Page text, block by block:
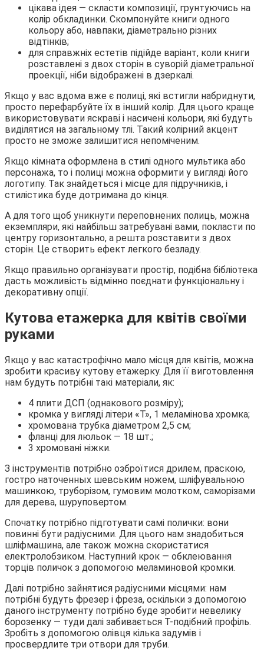
цікава ідея — скласти композиції, грунтуючись на
колір обкладинки. Скомпонуйте книги одного
кольору або, навпаки, діаметрально різних
відтінків;
для справжніх естетів підійде варіант, коли книги
розставлені з двох сторін в суворій діаметральної
проекції, ніби відображені в дзеркалі.
Якщо у вас вдома вже є полиці, які встигли набриднути,
просто перефарбуйте їх в інший колір. Для цього краще
використовувати яскраві і насичені кольори, які будуть
виділятися на загальному тлі. Такий колірний акцент
просто не зможе залишитися непоміченим.
Якщо кімната оформлена в стилі одного мультика або
персонажа, то і полиці можна оформити у вигляді його
логотипу. Так знайдеться і місце для підручників, і
стилістика буде дотримана до кінця.
А для того щоб уникнути переповнених полиць, можна
екземпляри, які найбільш затребувані вами, покласти по
центру горизонтально, а решта розставити з двох
сторін. Це створить ефект легкого безладу.
Якщо правильно організувати простір, подібна бібліотека
дасть можливість відмінно поєднати функціональну і
декоративну опції.
Кутова етажерка для квітів своїми
руками
Якщо у вас катастрофічно мало місця для квітів, можна
зробити красиву кутову етажерку. Для її виготовлення
нам будуть потрібні такі матеріали, як:
4 плити ДСП (однакового розміру);
кромка у вигляді літери «Т», 1 меламінова хромка;
хромована трубка діаметром 2,5 см;
фланці для люльок — 18 шт.;
3 хромовані ніжки.
З інструментів потрібно озброїтися дрилем, праскою,
гостро наточенных шевським ножем, шліфувальною
машинкою, труборізом, гумовим молотком, саморізами
для дерева, шуруповертом.
Спочатку потрібно підготувати самі полички: вони
повинні бути радіусними. Для цього нам знадобиться
шліфмашина, але також можна скористатися
електролобзиком. Наступний крок — обклеювання
торців поличок з допомогою меламиновой кромки.
Далі потрібно зайнятися радіусними місцями: нам
потрібні будуть фрезер і фреза, оскільки з допомогою
даного інструменту потрібно буде зробити невелику
борозенку — туди далі забивається Т-подібний профіль.
Зробіть з допомогою олівця кілька задумів і
просвердлите три отвори для труби.